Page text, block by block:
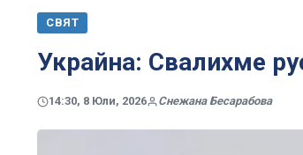
СВЯТ
Украйна: Свалихме
14:30, 8 Юли, 2026 Снежана Бесарабова